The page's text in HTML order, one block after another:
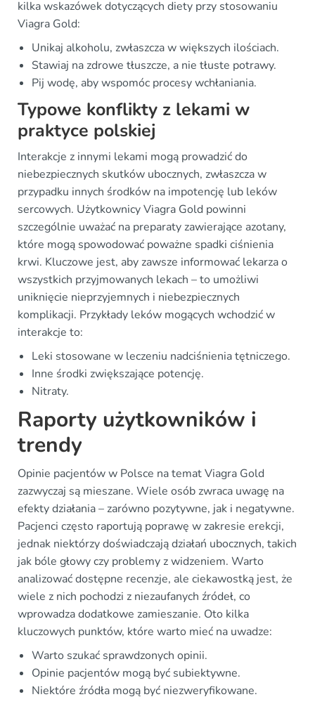
kilka wskazówek dotyczących diety przy stosowaniu
Viagra Gold:
Unikaj alkoholu, zwłaszcza w większych ilościach.
Stawiaj na zdrowe tłuszcze, a nie tłuste potrawy.
Pij wodę, aby wspomóc procesy wchłaniania.
Typowe konflikty z lekami w
praktyce polskiej
Interakcje z innymi lekami mogą prowadzić do
niebezpiecznych skutków ubocznych, zwłaszcza w
przypadku innych środków na impotencję lub leków
sercowych. Użytkownicy Viagra Gold powinni
szczególnie uważać na preparaty zawierające azotany,
które mogą spowodować poważne spadki ciśnienia
krwi. Kluczowe jest, aby zawsze informować lekarza o
wszystkich przyjmowanych lekach – to umożliwi
uniknięcie nieprzyjemnych i niebezpiecznych
komplikacji. Przykłady leków mogących wchodzić w
interakcje to:
Leki stosowane w leczeniu nadciśnienia tętniczego.
Inne środki zwiększające potencję.
Nitraty.
Raporty użytkowników i
trendy
Opinie pacjentów w Polsce na temat Viagra Gold
zazwyczaj są mieszane. Wiele osób zwraca uwagę na
efekty działania – zarówno pozytywne, jak i negatywne.
Pacjenci często raportują poprawę w zakresie erekcji,
jednak niektórzy doświadczają działań ubocznych, takich
jak bóle głowy czy problemy z widzeniem. Warto
analizować dostępne recenzje, ale ciekawostką jest, że
wiele z nich pochodzi z niezaufanych źródeł, co
wprowadza dodatkowe zamieszanie. Oto kilka
kluczowych punktów, które warto mieć na uwadze:
Warto szukać sprawdzonych opinii.
Opinie pacjentów mogą być subiektywne.
Niektóre źródła mogą być niezweryfikowane.